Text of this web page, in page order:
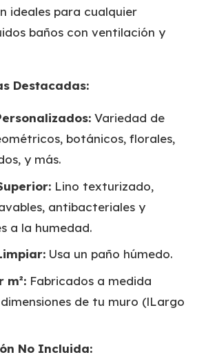
ideales para cualquier
baños con ventilación y
Destacadas:
Variedad de
botánicos, florales,
y más.
Lino texturizado,
antibacteriales y
a la humedad.
Usa un paño húmedo.
m²: Fabricados a medida
de tu muro (lLargo
No Incluida: